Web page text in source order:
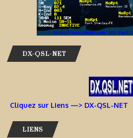
DX-QSL-NET
Cliquez sur Liens —> DX-QSL-NET
LIENS